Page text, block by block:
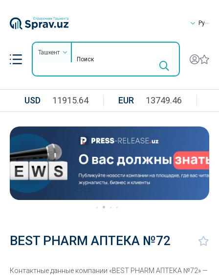
Ру
Ташкент
USD 11915.64 EUR 13749.46
BEST PHARM АПТЕКА №72
Контактные данные компании «BEST PHARM АПТЕКА №72» —